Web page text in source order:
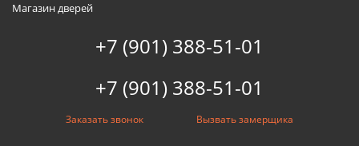
Магазин дверей
+7 (901) 388-51-01
+7 (901) 388-51-01
Заказать звонок Вызвать замерщика